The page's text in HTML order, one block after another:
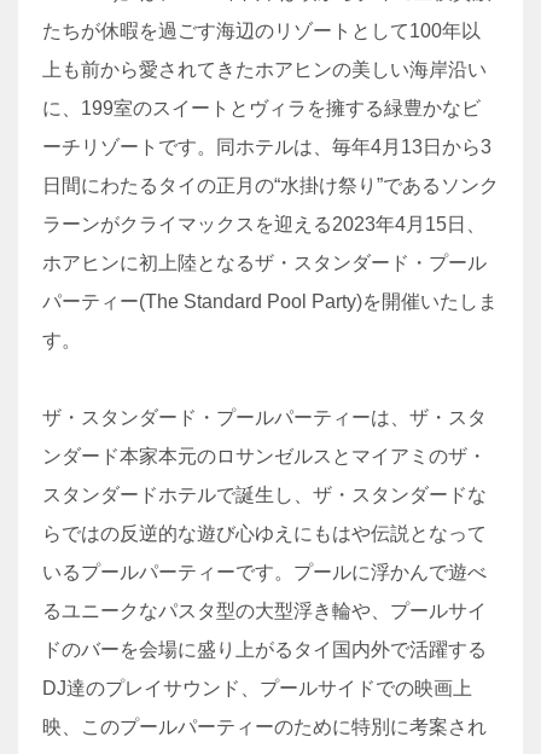
たちが休暇を過ごす海辺のリゾートとして100年以
上も前から愛されてきたホアヒンの美しい海岸沿い
に、199室のスイートとヴィラを擁する緑豊かなビ
ーチリゾートです。同ホテルは、毎年4月13日から3
日間にわたるタイの正月の“水掛け祭り”であるソンク
ラーンがクライマックスを迎える2023年4月15日、
ホアヒンに初上陸となるザ・スタンダード・プール
パーティー(The Standard Pool Party)を開催いたしま
す。
ザ・スタンダード・プールパーティーは、ザ・スタ
ンダード本家本元のロサンゼルスとマイアミのザ・
スタンダードホテルで誕生し、ザ・スタンダードな
らではの反逆的な遊び心ゆえにもはや伝説となって
いるプールパーティーです。プールに浮かんで遊べ
るユニークなパスタ型の大型浮き輪や、プールサイ
ドのバーを会場に盛り上がるタイ国内外で活躍する
DJ達のプレイサウンド、プールサイドでの映画上
映、このプールパーティーのために特別に考案され